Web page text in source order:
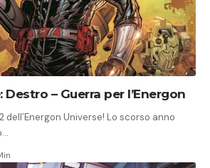
Destro – Guerra per l’Energon
dell’Energon Universe! Lo scorso anno